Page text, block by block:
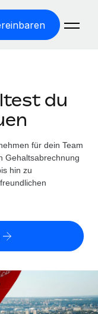
Niederlassungen
von
der Einstellung
du
für dein Team
Gehaltsabrechnung
hin zu